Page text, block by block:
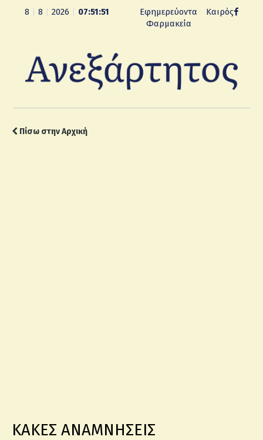
8 8 2026 07:51:52
Εφημερεύοντα
Φαρμακεία
Καιρός
Πίσω στην Αρχική
ΚΑΚΕΣ ΑΝΑΜΝΗΣΕΙΣ